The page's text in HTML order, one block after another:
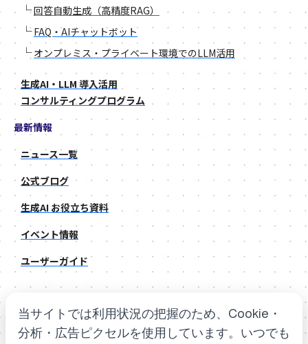
└回答自動生成（高精度RAG）
└ FAQ・AIチャットボット
└ オンプレミス・プライベート環境でのLLM活用
生成AI・LLM 導入活用
コンサルティングプログラム
最新情報
ニュース一覧
公式ブログ
生成AI お役立ち資料
イベント情報
ユーザーガイド
弊社を騙る不審DM等に関する注意喚起のお知らせ
弊社SNSなりすましアカウントに関する注意喚起のお知らせ
当サイトでは利用状況の把握のため、Cookie・
分析・広告ピクセルを使用しています。いつでも